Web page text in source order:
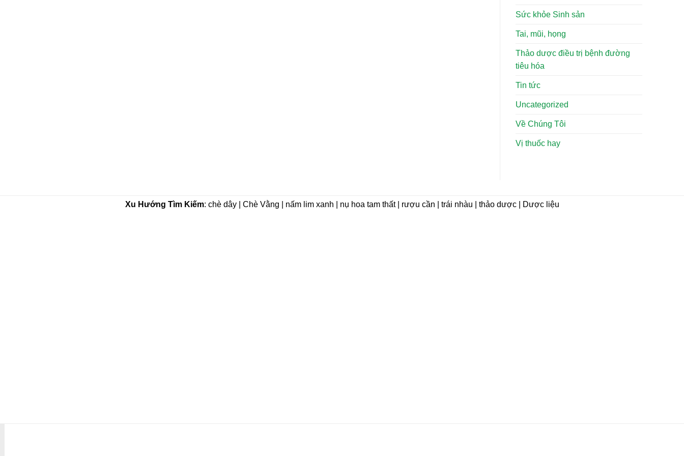
Sức khỏe Sinh sản
Tai, mũi, họng
Thảo dược điều trị bệnh đường
tiêu hóa
Tin tức
Uncategorized
Về Chúng Tôi
Vị thuốc hay
Xu Hướng Tìm Kiếm: chè dây | Chè Vằng | nấm lim xanh | nụ hoa tam thất | rượu cần | trái nhàu | thảo dược | Dược liệu